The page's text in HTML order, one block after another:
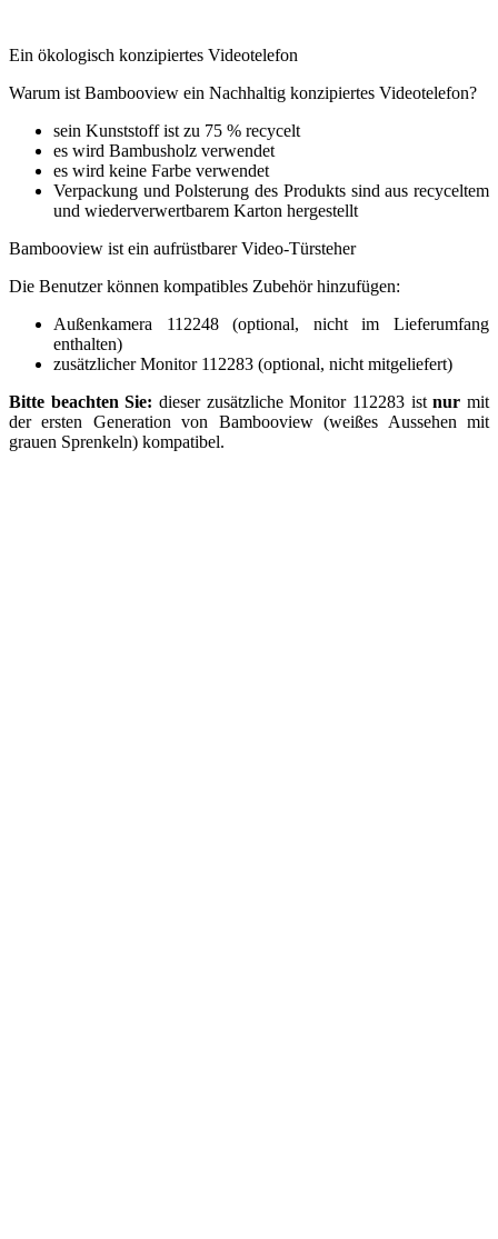
Ein ökologisch konzipiertes Videotelefon
Warum ist Bambooview ein Nachhaltig konzipiertes Videotelefon?
sein Kunststoff ist zu 75 % recycelt
es wird Bambusholz verwendet
es wird keine Farbe verwendet
Verpackung und Polsterung des Produkts sind aus recyceltem
und wiederverwertbarem Karton hergestellt
Bambooview ist ein aufrüstbarer Video-Türsteher
Die Benutzer können kompatibles Zubehör hinzufügen:
Außenkamera 112248 (optional, nicht im Lieferumfang
enthalten)
zusätzlicher Monitor 112283 (optional, nicht mitgeliefert)
Bitte beachten Sie: dieser zusätzliche Monitor 112283 istnur mit
der ersten Generation von Bambooview (weißes Aussehen mit
grauen Sprenkeln) kompatibel.